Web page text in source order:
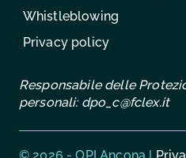
Whistleblowing
Privacy policy
Responsabile delle
personali: dpo_c@fclex.it